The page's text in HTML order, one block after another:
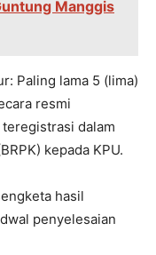
Manggis
Paling lama 5 (lima)
resmi
dalam
kepada KPU.
hasil
penyelesaian